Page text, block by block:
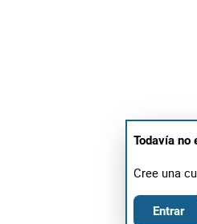
Todavía no
Cree una
Entrar